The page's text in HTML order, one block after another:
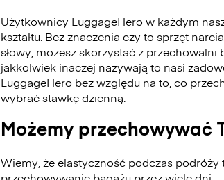
Użytkownicy LuggageHero w każdym
kształtu. Bez znaczenia czy to sprzęt
słowy, możesz skorzystać z
jakkolwiek inaczej nazywają to nasi
LuggageHero bez względu na to, co
wybrać stawkę dzienną.
Możemy przechowywać
Wiemy, że elastyczność podczas